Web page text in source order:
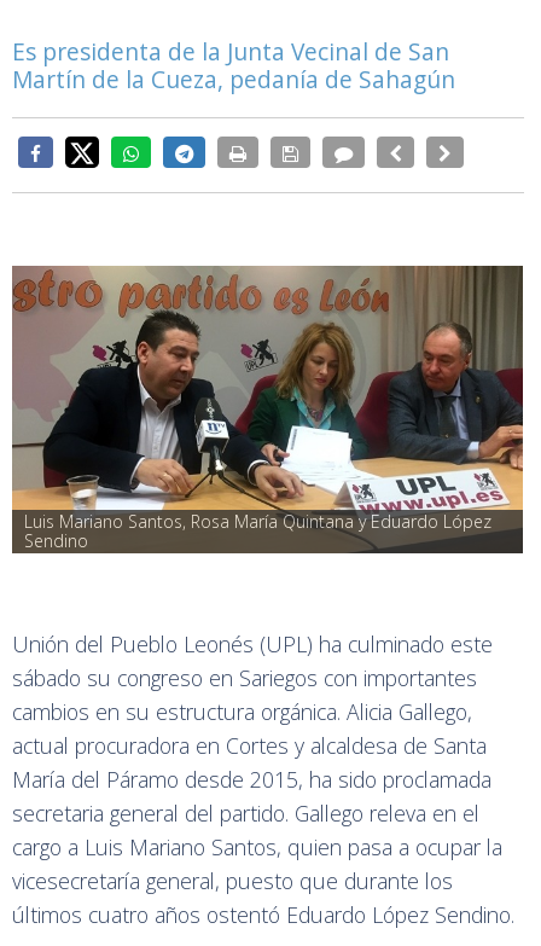
Es presidenta de la Junta Vecinal de San
Martín de la Cueza, pedanía de Sahagún
Luis Mariano Santos, Rosa María Quintana y Eduardo López
Sendino
Unión del Pueblo Leonés (UPL) ha culminado este
sábado su congreso en Sariegos con importantes
cambios en su estructura orgánica. Alicia Gallego,
actual procuradora en Cortes y alcaldesa de Santa
María del Páramo desde 2015, ha sido proclamada
secretaria general del partido. Gallego releva en el
cargo a Luis Mariano Santos, quien pasa a ocupar la
vicesecretaría general, puesto que durante los
últimos cuatro años ostentó Eduardo López Sendino.